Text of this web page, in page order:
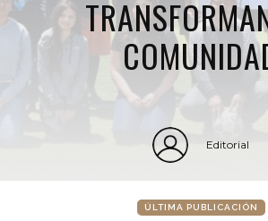
Editorial
ÚLTIMA PUBLICACIÓN